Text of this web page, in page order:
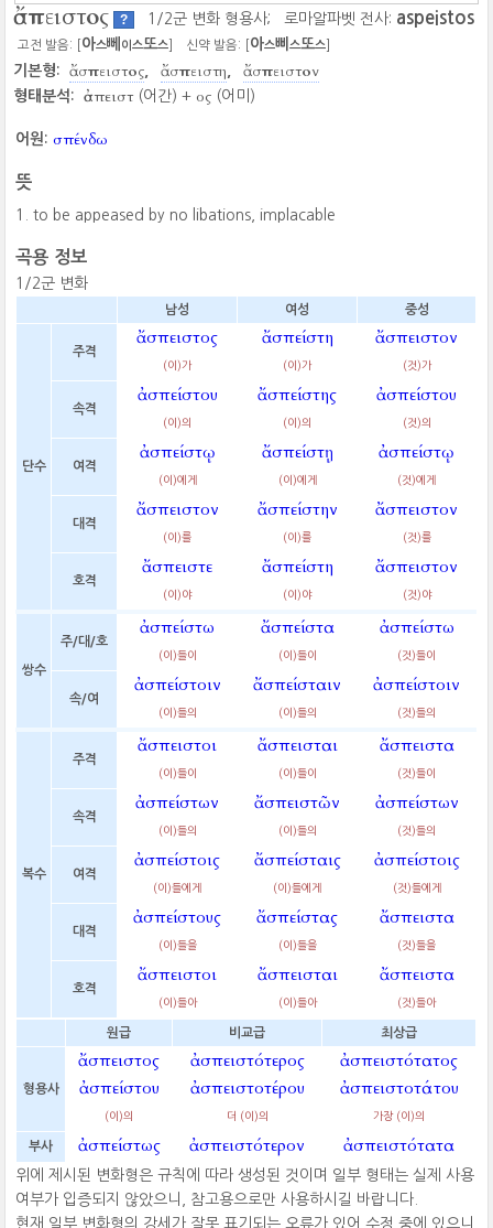
ἄσπειστος ? 1/2군 변화 형용사; 로마알파벳 전사: aspeistos
고전 발음: [ 아스뻬 이스또스 신약 발음: [ 아스삐스또스
기본형: ἄσπειστος ἄσπειστη ἄσπειστον
형태분석: ἀσπειστ (어간) + ος (어미)
어원: σπένδω
뜻
to be appeased by no libations, implacable
곡용 정보
1/2군 변화
남성 여성 중성
단수
주격
ἄσπειστος
(이)가
ἄσπείστη
(이)가
ἄσπειστον
(것)가
속격
ἀσπείστου
(이)의
ἄσπείστης
(이)의
ἀσπείστου
(것)의
여격
ἀσπείστῳ
(이)에게
ἄσπείστῃ
(이)에게
ἀσπείστῳ
(것)에게
대격
ἄσπειστον
(이)를
ἄσπείστην
(이)를
ἄσπειστον
(것)를
호격
ἄσπειστε
(이)야
ἄσπείστη
(이)야
ἄσπειστον
(것)야
쌍수
주/대/호
ἀσπείστω
(이)들이
ἄσπείστα
(이)들이
ἀσπείστω
(것)들이
속/여
ἀσπείστοιν
(이)들의
ἄσπείσταιν
(이)들의
ἀσπείστοιν
(것)들의
복수
주격
ἄσπειστοι
(이)들이
ἄσπεισται
(이)들이
ἄσπειστα
(것)들이
속격
ἀσπείστων
(이)들의
ἄσπειστῶν
(이)들의
ἀσπείστων
(것)들의
여격
ἀσπείστοις
(이)들에게
ἄσπείσταις
(이)들에게
ἀσπείστοις
(것)들에게
대격
ἀσπείστους
(이)들을
ἄσπείστας
(이)들을
ἄσπειστα
(것)들을
호격
ἄσπειστοι
(이)들아
ἄσπεισται
(이)들아
ἄσπειστα
(것)들아
원급 비교급 최상급
형용사
ἄσπειστος
ἀσπείστου
(이)의
ἀσπειστότερος
ἀσπειστοτέρου
더 (이)의
ἀσπειστότατος
ἀσπειστοτάτου
가장 (이)의
부사 ἀσπείστως ἀσπειστότερον ἀσπειστότατα
위에 제시된 변화형은 규칙에 따라 생성된 것이며 일부 형태는 실제 사용
여부가 입증되지 않았으니, 참고용으로만 사용하시길 바랍니다.
현재 일부 변화형의 강세가 잘못 표기되는 오류가 있어 수정 중에 있으니